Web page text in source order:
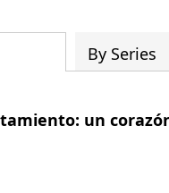
By Series
un